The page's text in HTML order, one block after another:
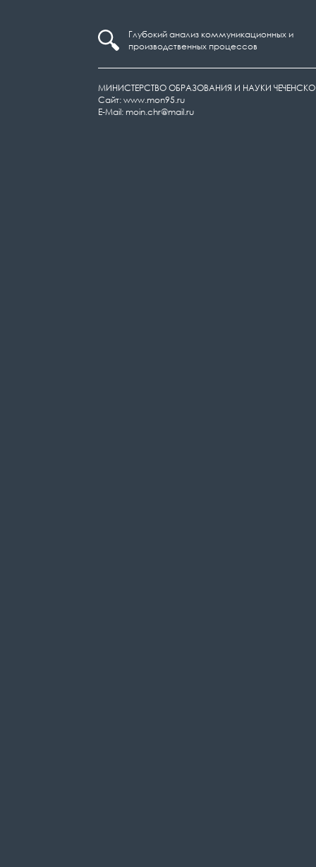
Глубокий анализ коммуникационных и
производственных процессов
МИНИСТЕРСТВО ОБРАЗОВАНИЯ И НАУКИ
Сайт: www.mon95.ru
E-Mail: moin.chr@mail.ru